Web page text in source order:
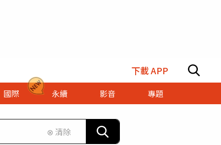
下載 APP
國際 永續 影音
專題
⊗ 清除